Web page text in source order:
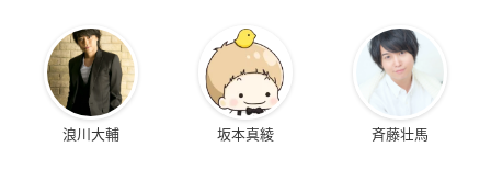
浪川大輔 坂本真綾 斉藤壮馬